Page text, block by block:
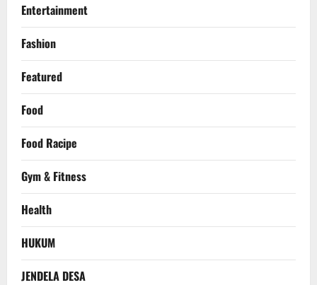
Entertainment
Fashion
Featured
Food
Food Racipe
Gym & Fitness
Health
HUKUM
JENDELA DESA